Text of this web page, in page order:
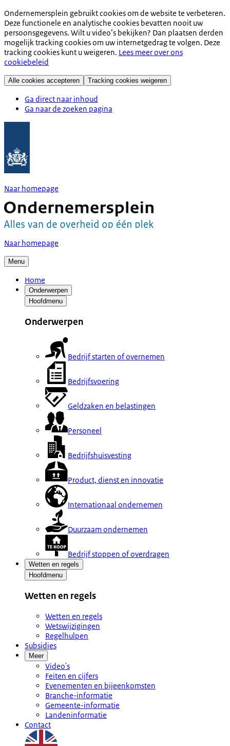
Ondernemersplein gebruikt cookies om de website te verbeteren.
Deze functionele en analytische cookies bevatten nooit uw
persoonsgegevens. Wilt u video’s bekijken? Dan plaatsen derden
mogelijk tracking cookies om uw internetgedrag te volgen. Deze
tracking cookies kunt u weigeren. Lees meer over ons
cookiebeleid
Alle cookies accepteren Tracking cookies weigeren
Ga direct naar inhoud
Ga naar de zoeken pagina
Naar homepage
Naar homepage
Menu
Home
Onderwerpen
Hoofdmenu
Onderwerpen
Bedrijf starten of overnemen
Bedrijfsvoering
Geldzaken en belastingen
Personeel
Bedrijfshuisvesting
Product, dienst en innovatie
Internationaal ondernemen
Duurzaam ondernemen
Bedrijf stoppen of overdragen
Wetten en regels
Hoofdmenu
Wetten en regels
Wetten en regels
Wetswijzigingen
Regelhulpen
Subsidies
Meer
Video's
Feiten en cijfers
Evenementen en bijeenkomsten
Branche-informatie
Gemeente-informatie
Landeninformatie
Contact